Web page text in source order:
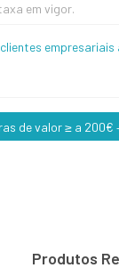
em vigor.
empresariais
de valor ≥ a 200€
Produtos